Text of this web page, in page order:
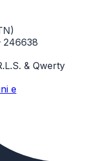
246638
& Qwerty
e